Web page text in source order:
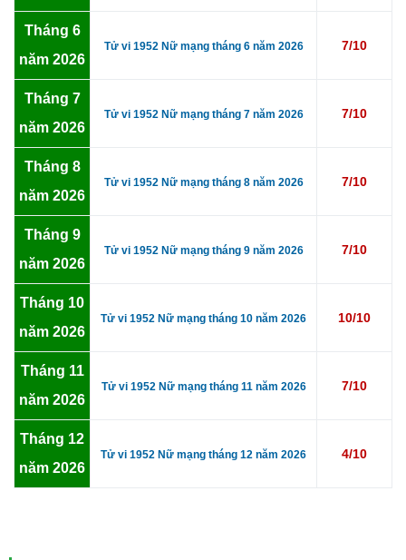
Tháng 6
năm 2026
Tử vi 1952 Nữ mạng tháng 6 năm 2026 7/10
Tháng 7
năm 2026
Tử vi 1952 Nữ mạng tháng 7 năm 2026 7/10
Tháng 8
năm 2026
Tử vi 1952 Nữ mạng tháng 8 năm 2026 7/10
Tháng 9
năm 2026
Tử vi 1952 Nữ mạng tháng 9 năm 2026 7/10
Tháng 10
năm 2026
Tử vi 1952 Nữ mạng tháng 10 năm 2026 10/10
Tháng 11
năm 2026
Tử vi 1952 Nữ mạng tháng 11 năm 2026 7/10
Tháng 12
năm 2026
Tử vi 1952 Nữ mạng tháng 12 năm 2026 4/10